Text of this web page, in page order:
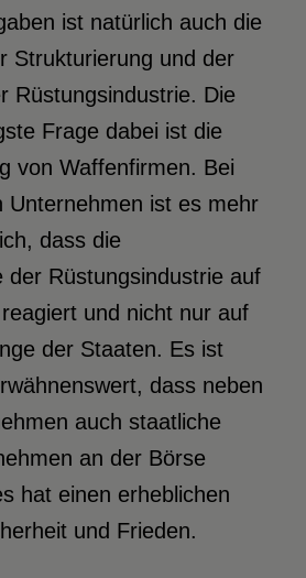
ist natürlich auch die
Strukturierung und der
Rüstungsindustrie. Die
Frage dabei ist die
von Waffenfirmen. Bei
Unternehmen ist es mehr
dass die
der Rüstungsindustrie auf
und nicht nur auf
der Staaten. Es ist
dass neben
auch staatliche
an der Börse
hat einen erheblichen
und Frieden.